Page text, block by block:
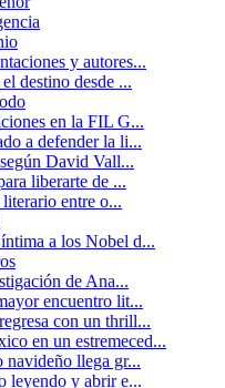
y autores...
destino desde ...
en la FIL G...
a defender la li...
David Vall...
liberarte de ...
entre o...
a los Nobel d...
de Ana...
encuentro lit...
con un thrill...
en un estremeced...
navideño llega gr...
leyendo y abrir e...